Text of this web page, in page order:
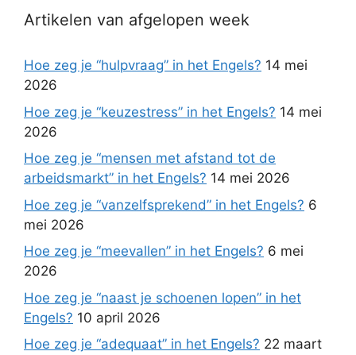
Artikelen van afgelopen week
Hoe zeg je “hulpvraag” in het Engels? 14 mei
2026
Hoe zeg je “keuzestress” in het Engels? 14 mei
2026
Hoe zeg je “mensen met afstand tot de
arbeidsmarkt” in het Engels? 14 mei 2026
Hoe zeg je “vanzelfsprekend” in het Engels? 6
mei 2026
Hoe zeg je “meevallen” in het Engels? 6 mei
2026
Hoe zeg je “naast je schoenen lopen” in het
Engels? 10 april 2026
Hoe zeg je “adequaat” in het Engels? 22 maart